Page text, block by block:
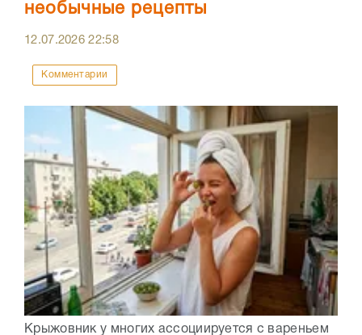
необычные рецепты
12.07.202622:58
Комментарии
Крыжовник у многих ассоциируется с вареньем